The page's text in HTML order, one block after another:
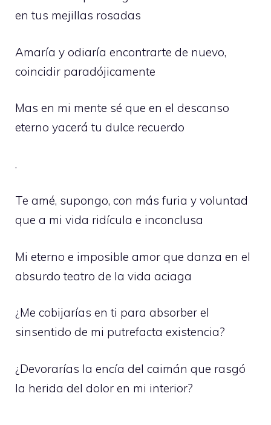
en tus mejillas rosadas
Amaría y odiaría encontrarte de nuevo,
coincidir paradójicamente
Mas en mi mente sé que en el descanso
eterno yacerá tu dulce recuerdo
.
Te amé, supongo, con más furia y voluntad
que a mi vida ridícula e inconclusa
Mi eterno e imposible amor que danza en el
absurdo teatro de la vida aciaga
¿Me cobijarías en ti para absorber el
sinsentido de mi putrefacta existencia?
¿Devorarías la encía del caimán que rasgó
la herida del dolor en mi interior?